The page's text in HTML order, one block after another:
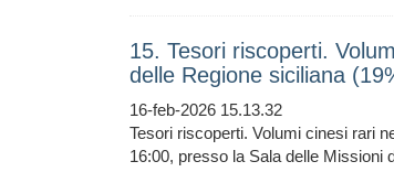
15. Tesori riscoperti.
delle Regione siciliana
16-feb-2026 15.13.32
Tesori riscoperti. Volumi cinesi rari
16:00, presso la Sala delle Missioni